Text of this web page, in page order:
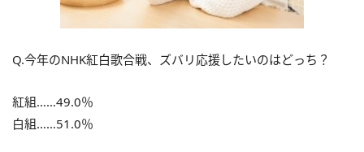
Q.今年のNHK紅白歌合戦、ズバリ応援したいのはどっち？
紅組……49.0％
白組……51.0％